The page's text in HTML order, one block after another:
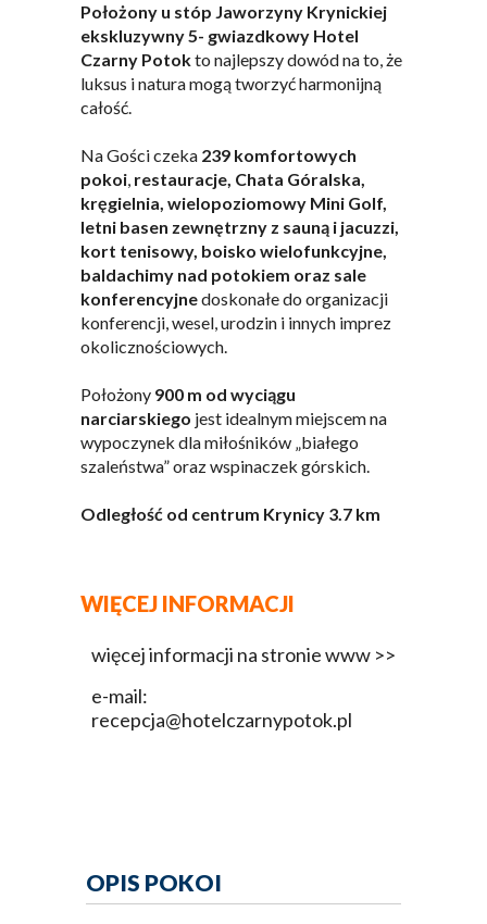
Położony u stóp Jaworzyny Krynickiej
ekskluzywny 5- gwiazdkowy Hotel
Czarny Potokto najlepszy dowód na to, że
luksus i natura mogą tworzyć harmonijną
całość.
Na Gości czeka 239 komfortowych
pokoi, restauracje, Chata Góralska,
kręgielnia, wielopoziomowy Mini Golf,
letni basen zewnętrzny z sauną i jacuzzi,
kort tenisowy, boisko wielofunkcyjne,
baldachimy nad potokiem oraz sale
konferencyjnedoskonałe do organizacji
konferencji, wesel, urodzin i innych imprez
okolicznościowych.
Położony 900 m od wyciągu
narciarskiego jest idealnym miejscem na
wypoczynek dla miłośników „białego
szaleństwa” oraz wspinaczek górskich.
Odległość od centrum Krynicy 3.7 km
WIĘCEJ INFORMACJI
więcej informacji na stronie www >>
e-mail:
recepcja@hotelczarnypotok.pl
OPIS POKOI